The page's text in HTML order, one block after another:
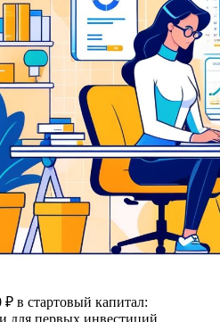
в стартовый капитал:
для первых инвестиций